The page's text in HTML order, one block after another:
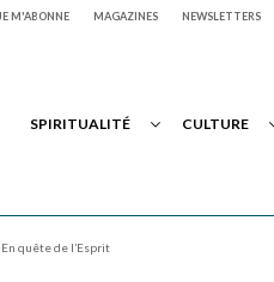
JE M'ABONNE MAGAZINES NEWSLETTERS
SPIRITUALITÉ CULTURE
quête de l’Esprit